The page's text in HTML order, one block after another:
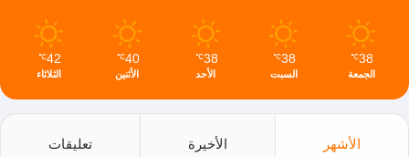
38
℃
الجمعة
38
℃
السبت
38
℃
الأحد
40
℃
الأثنين
42
℃
الثلاثاء
الأشهر الأخيرة تعليقات